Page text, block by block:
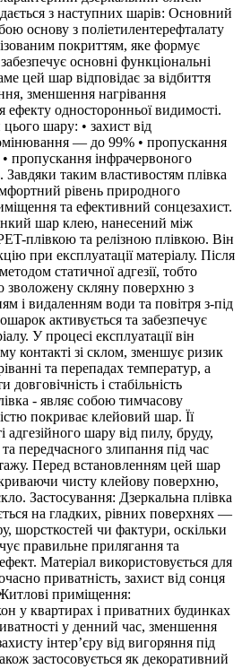
з наступних шарів: Основний
основу з поліетилентерефталату
покриттям, яке формує
основні функціональні
цей шар відповідає за відбиття
зменшення нагрівання
односторонньої видимості.
шару: • захист від
— до 99% • пропускання
пропускання інфрачервоного
таким властивостям плівка
рівень природного
та ефективний сонцезахист.
шар клею, нанесений між
плівкою та релізною плівкою. Він
при експлуатації матеріалу. Після
статичної адгезії, тобто
зволожену скляну поверхню з
і видаленням води та повітря з-під
активується та забезпечує
У процесі експлуатації він
контакті зі склом, зменшує ризик
та перепадах температур, а
довговічність і стабільність
- являє собою тимчасову
покриває клейовий шар. Її
адгезійного шару від пилу, бруду,
передчасного злипання під час
Перед встановленням цей шар
чисту клейову поверхню,
Застосування: Дзеркальна плівка
на гладких, рівних поверхнях —
шорсткостей чи фактури, оскільки
правильне прилягання та
Матеріал використовується для
приватність, захист від сонця
приміщення:
у квартирах і приватних будинках
у денний час, зменшення
інтер’єру від вигоряння під
застосовується як декоративний